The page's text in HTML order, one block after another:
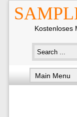
Kostenloses